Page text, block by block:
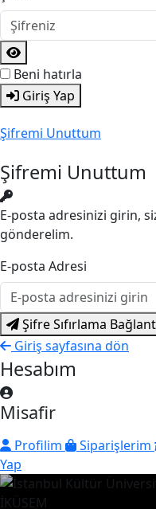
Beni hatırla
Giriş Yap
Şifremi Unuttum
Şifremi Unuttum
E-posta adresinizi girin,
gönderelim.
E-posta Adresi
Şifre Sıfırlama
Giriş sayfasına dön
Hesabım
Misafir
Profilim Siparişlerim
Yap